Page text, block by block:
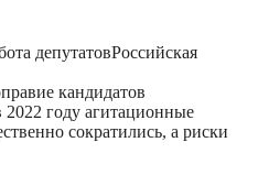
депутатовРоссийская
кандидатов
2022 году агитационные
сократились, а риски